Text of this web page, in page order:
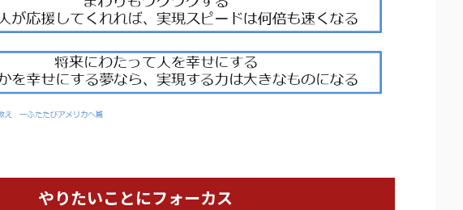
やりたいことにフォーカス